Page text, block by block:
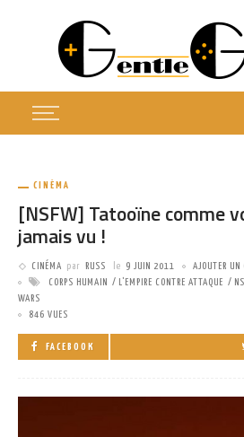
CINÉMA
[NSFW] Tatooïne comme
jamais vu !
CINÉMA par RUSS le 9 JUIN 2011
AJOUTER UN
CORPS HUMAIN
L'EMPIRE CONTRE ATTAQUE
WARS
846 VUES
FACEBOOK